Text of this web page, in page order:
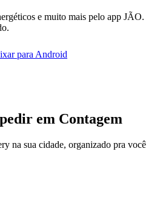
e muito mais pelo app JÃO.
para Android
em Contagem
na sua cidade, organizado pra você